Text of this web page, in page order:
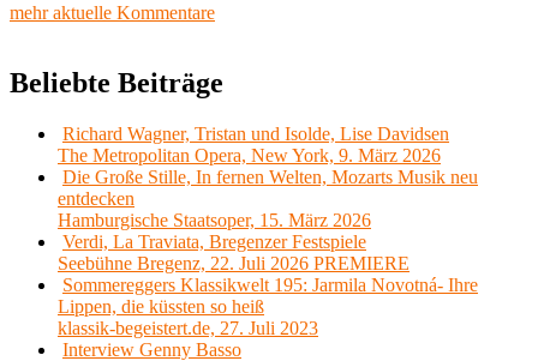
mehr aktuelle Kommentare
Beliebte Beiträge
Richard Wagner, Tristan und Isolde, Lise Davidsen
The Metropolitan Opera, New York, 9. März 2026
Die Große Stille, In fernen Welten, Mozarts Musik neu
entdecken
Hamburgische Staatsoper, 15. März 2026
Verdi, La Traviata, Bregenzer Festspiele
Seebühne Bregenz, 22. Juli 2026 PREMIERE
Sommereggers Klassikwelt 195: Jarmila Novotná- Ihre
Lippen, die küssten so heiß
klassik-begeistert.de, 27. Juli 2023
Interview Genny Basso